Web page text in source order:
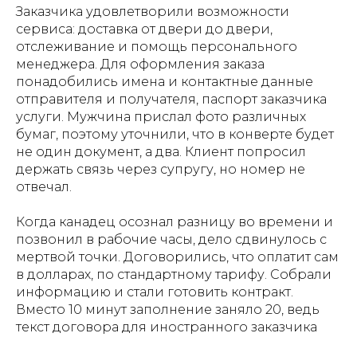
Заказчика удовлетворили возможности
сервиса: доставка от двери до двери,
отслеживание и помощь персонального
менеджера. Для оформления заказа
понадобились имена и контактные данные
отправителя и получателя, паспорт заказчика
услуги. Мужчина прислал фото различных
бумаг, поэтому уточнили, что в конверте будет
не один документ, а два. Клиент попросил
держать связь через супругу, но номер не
отвечал.
Когда канадец осознал разницу во времени и
позвонил в рабочие часы, дело сдвинулось с
мертвой точки. Договорились, что оплатит сам
в долларах, по стандартному тарифу. Собрали
информацию и стали готовить контракт.
Вместо 10 минут заполнение заняло 20, ведь
текст договора для иностранного заказчика